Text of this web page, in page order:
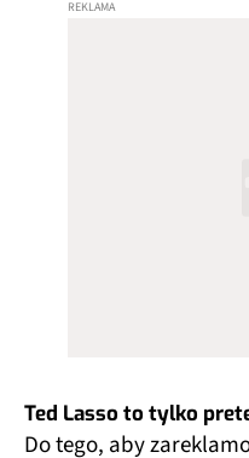
Ted Lasso to tylko
Do tego, aby